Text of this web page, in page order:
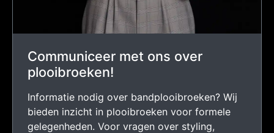
Communiceer met ons over
plooibroeken!
Informatie nodig over bandplooibroeken? Wij
bieden inzicht in plooibroeken voor formele
gelegenheden. Voor vragen over styling,